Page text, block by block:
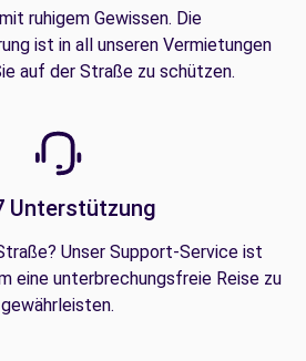
ruhigem Gewissen. Die
ist in all unseren Vermietungen
auf der Straße zu schützen.
Unterstützung
Unser Support-Service ist
eine unterbrechungsfreie Reise zu
gewährleisten.